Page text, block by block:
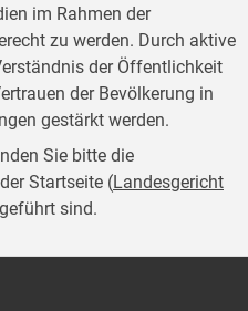
im Rahmen der
zu werden. Durch aktive
der Öffentlichkeit
der Bevölkerung in
gestärkt werden.
Sie bitte die
Startseite (Landesgericht
sind.